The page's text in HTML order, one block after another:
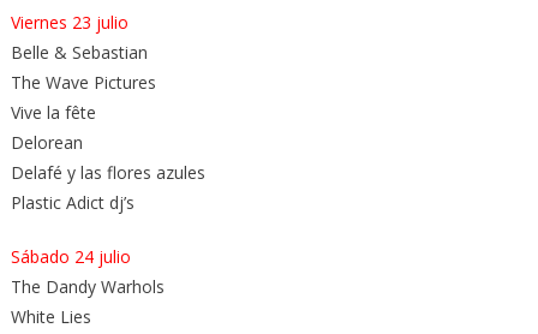
Viernes 23 julio
Belle & Sebastian
The Wave Pictures
Vive la fête
Delorean
Delafé y las flores azules
Plastic Adict dj’s
Sábado 24 julio
The Dandy Warhols
White Lies